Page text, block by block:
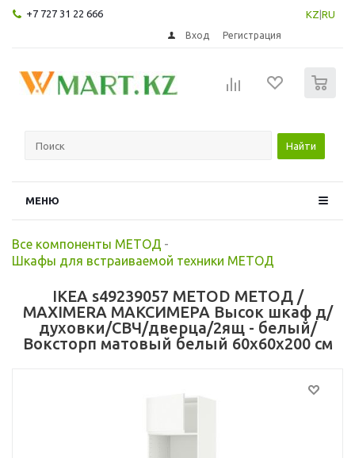
+7 727 31 22 666 KZ RU
Вход Регистрация
Найти
МЕНЮ
Все компоненты МЕТОД -
Шкафы для встраиваемой техники МЕТОД
IKEA s49239057 METOD МЕТОД /
MAXIMERA МАКСИМЕРА Высок шкаф д/
духовки/СВЧ/дверца/2ящ - белый/
Воксторп матовый белый 60x60x200 см